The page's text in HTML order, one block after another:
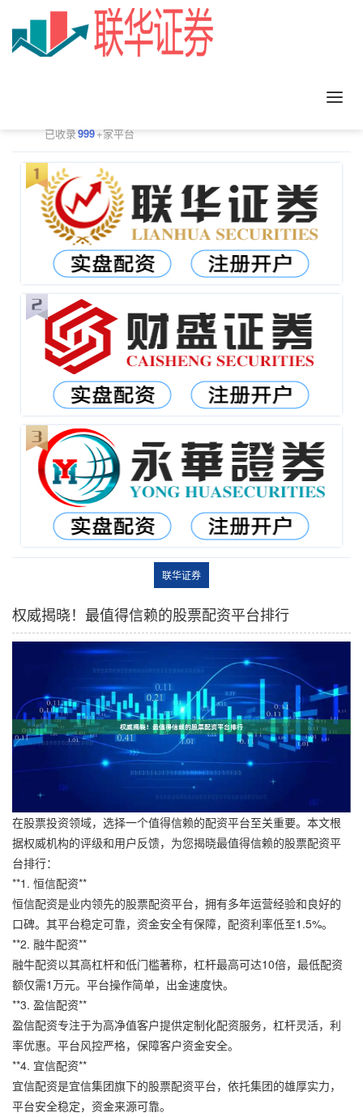
已收录999+家平台
联华证券
权威揭晓！最值得信赖的股票配资平台排行
在股票投资领域，选择一个值得信赖的配资平台至关重要。本文根
据权威机构的评级和用户反馈，为您揭晓最值得信赖的股票配资平
台排行：
**1. 恒信配资**
恒信配资是业内领先的股票配资平台，拥有多年运营经验和良好的
口碑。其平台稳定可靠，资金安全有保障，配资利率低至1.5%。
**2. 融牛配资**
融牛配资以其高杠杆和低门槛著称，杠杆最高可达10倍，最低配资
额仅需1万元。平台操作简单，出金速度快。
**3. 盈信配资**
盈信配资专注于为高净值客户提供定制化配资服务，杠杆灵活，利
率优惠。平台风控严格，保障客户资金安全。
**4. 宜信配资**
宜信配资是宜信集团旗下的股票配资平台，依托集团的雄厚实力，
平台安全稳定，资金来源可靠。